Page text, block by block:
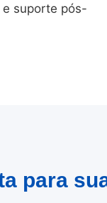
e suporte pós-
para